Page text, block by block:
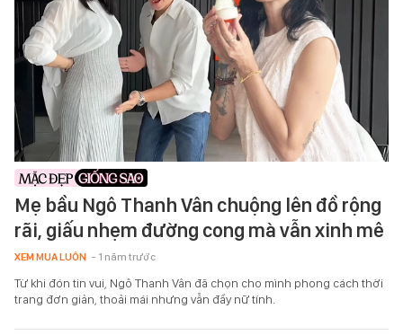
Mẹ bầu Ngô Thanh Vân chuộng lên đồ rộng
rãi, giấu nhẹm đường cong mà vẫn xinh mê
XEM MUA LUÔN - 1 năm trước
Từ khi đón tin vui, Ngô Thanh Vân đã chọn cho mình phong cách thời
trang đơn giản, thoải mái nhưng vẫn đầy nữ tính.